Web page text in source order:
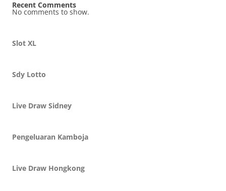
Recent Comments
No comments to show.
Slot XL
Sdy Lotto
Live Draw Sidney
Pengeluaran Kamboja
Live Draw Hongkong